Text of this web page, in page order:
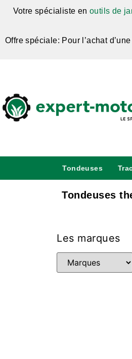
Votre spécialiste en outils de
Offre spéciale: Pour l’achat
Tondeuses
Tondeuses
Les marques